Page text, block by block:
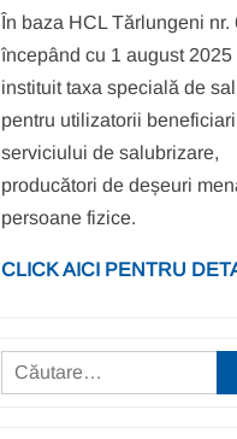
În baza HCL Tărlungeni nr.
începând cu 1 august 2025
instituit taxa specială de
pentru utilizatorii
serviciului de salubrizare,
producători de deșeuri
persoane fizice.
CLICK AICI PENTRU